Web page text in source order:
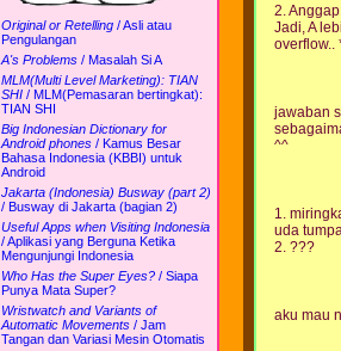
Original or Retelling /Asli atau
Pengulangan
A's Problems / Masalah Si A
MLM(Multi Level Marketing): TIAN
SHI / MLM(Pemasaran bertingkat):
TIAN SHI
Big Indonesian Dictionary for
Android phones / Kamus Besar
Bahasa Indonesia (KBBI) untuk
Android
Jakarta (Indonesia) Busway (part 2)
/ Busway di Jakarta (bagian 2)
Useful Apps when Visiting Indonesia
/Aplikasi yang Berguna Ketika
Mengunjungi Indonesia
Who Has the Super Eyes? / Siapa
Punya Mata Super?
Wristwatch and Variants of
Automatic Movements / Jam
Tangan dan Variasi Mesin Otomatis
2.
Jadi, A
overflow..
jawaban
^^
1.
uda
2. ???
aku mau